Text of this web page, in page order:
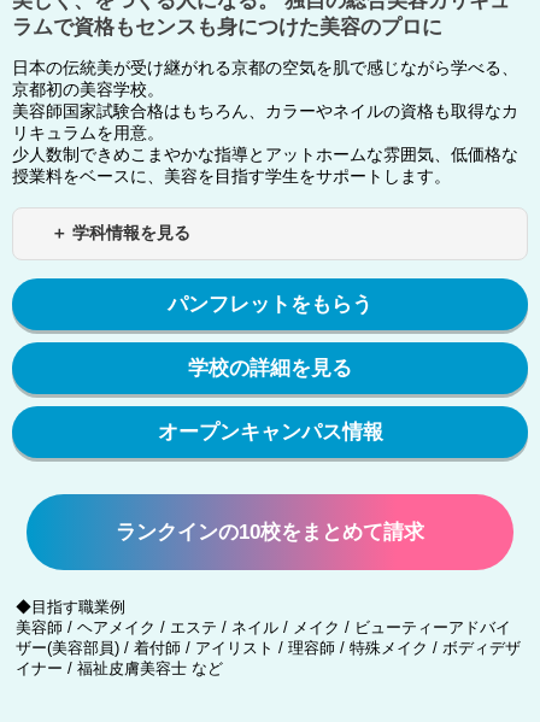
ラムで資格もセンスも身につけた美容のプロに
日本の伝統美が受け継がれる京都の空気を肌で感じながら学べる、
京都初の美容学校。
美容師国家試験合格はもちろん、カラーやネイルの資格も取得なカ
リキュラムを用意。
少人数制できめこまやかな指導とアットホームな雰囲気、低価格な
授業料をベースに、美容を目指す学生をサポートします。
＋ 学科情報を見る
パンフレットをもらう
学校の詳細を見る
オープンキャンパス情報
ランクインの10校をまとめて請求
◆目指す職業例
美容師 / ヘアメイク / エステ / ネイル / メイク / ビューティーアドバイ
ザー(美容部員) / 着付師 / アイリスト / 理容師 / 特殊メイク / ボディデザ
イナー / 福祉皮膚美容士 など